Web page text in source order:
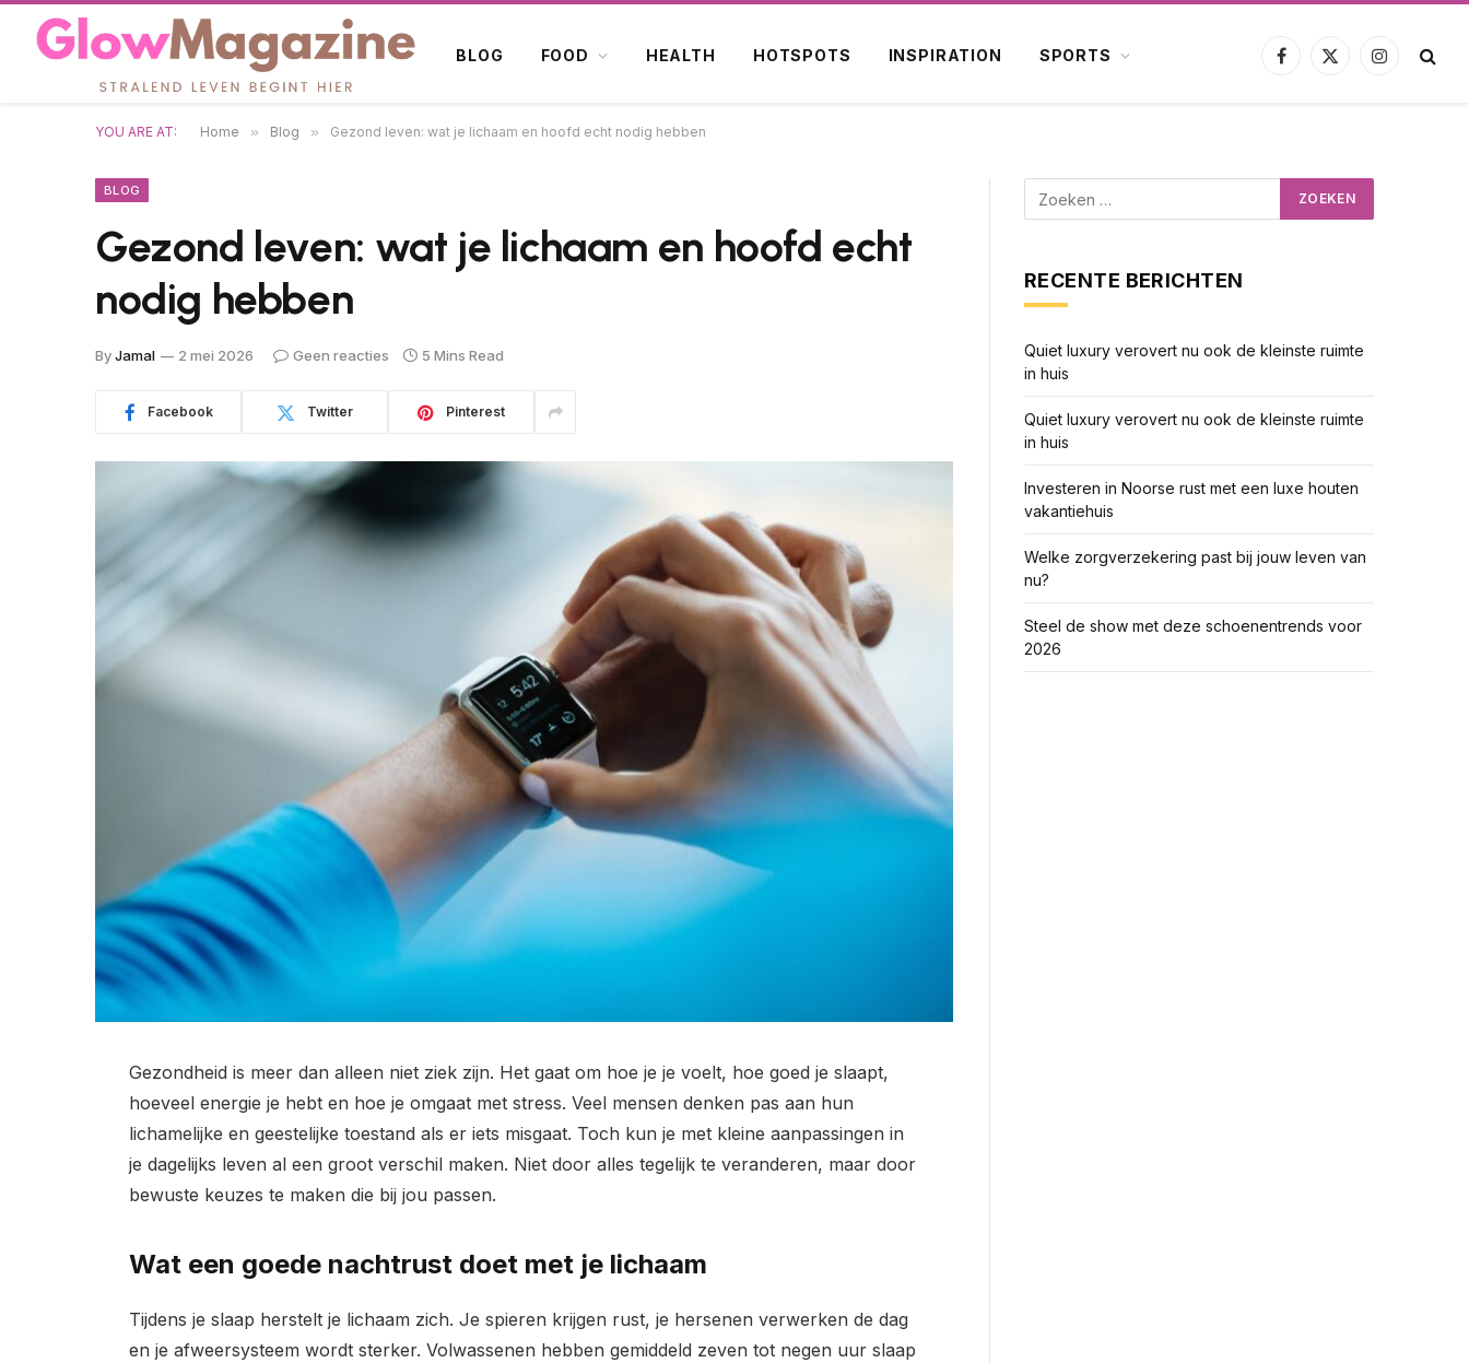
BLOG FOOD HEALTH HOTSPOTS INSPIRATION SPORTS
Facebook
X
Instagram
YOU ARE AT: Home » Blog » Gezond leven: wat je lichaam en hoofd echt nodig hebben
BLOG
Gezond leven: wat je lichaam en hoofd echt
nodig hebben
ByJamal 2 mei 2026 Geen reacties 5 Mins Read
Facebook Twitter Pinterest
Gezondheid is meer dan alleen niet ziek zijn. Het gaat om hoe je je voelt, hoe goed je slaapt,
hoeveel energie je hebt en hoe je omgaat met stress. Veel mensen denken pas aan hun
lichamelijke en geestelijke toestand als er iets misgaat. Toch kun je met kleine aanpassingen in
je dagelijks leven al een groot verschil maken. Niet door alles tegelijk te veranderen, maar door
bewuste keuzes te maken die bij jou passen.
Wat een goede nachtrust doet met je lichaam
Tijdens je slaap herstelt je lichaam zich. Je spieren krijgen rust, je hersenen verwerken de dag
en je afweersysteem wordt sterker. Volwassenen hebben gemiddeld zeven tot negen uur slaap
RECENTE BERICHTEN
Quiet luxury verovert nu ook de kleinste ruimte
in huis
Quiet luxury verovert nu ook de kleinste ruimte
in huis
Investeren in Noorse rust met een luxe houten
vakantiehuis
Welke zorgverzekering past bij jouw leven van
nu?
Steel de show met deze schoenentrends voor
2026